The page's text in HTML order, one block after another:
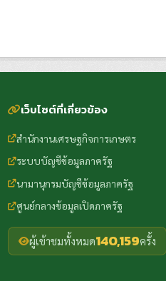
เว็บไซต์ที่เกี่ยวข้อง
สำนักงานเศรษฐกิจการเกษตร
ระบบบัญชีข้อมูลภาครัฐ
นามานุกรมบัญชีข้อมูลภาครัฐ
ศูนย์กลางข้อมูลเปิดภาครัฐ
ผู้เข้าชมทั้งหมด140,159ครั้ง